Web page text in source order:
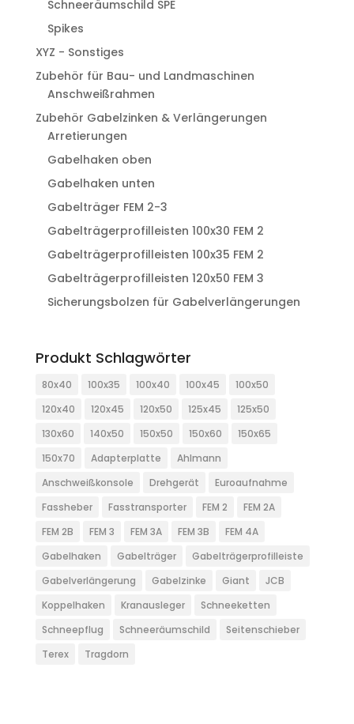
Schneeräumschild SPE
Spikes
XYZ - Sonstiges
Zubehör für Bau- und Landmaschinen
Anschweißrahmen
Zubehör Gabelzinken & Verlängerungen
Arretierungen
Gabelhaken oben
Gabelhaken unten
Gabelträger FEM 2-3
Gabelträgerprofilleisten 100x30 FEM 2
Gabelträgerprofilleisten 100x35 FEM 2
Gabelträgerprofilleisten 120x50 FEM 3
Sicherungsbolzen für Gabelverlängerungen
Produkt Schlagwörter
80x40 100x35 100x40 100x45
100x50
120x40
120x45 120x50 125x45
125x50
130x60
140x50 150x50 150x60
150x65
150x70
Adapterplatte
Ahlmann
Anschweißkonsole
Drehgerät
Euroaufnahme
Fassheber
Fasstransporter FEM 2
FEM 2A
FEM 2B
FEM 3 FEM 3A FEM 3B
FEM 4A
Gabelhaken
Gabelträger
Gabelträgerprofilleiste
Gabelverlängerung
Gabelzinke Giant
JCB
Koppelhaken
Kranausleger
Schneeketten
Schneepflug
Schneeräumschild
Seitenschieber
Terex
Tragdorn